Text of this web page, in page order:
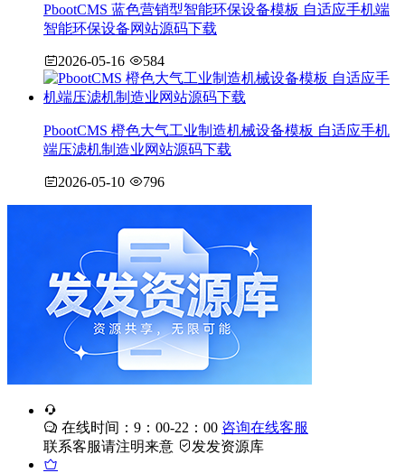
PbootCMS 蓝色营销型智能环保设备模板 自适应手机端
智能环保设备网站源码下载
2026-05-16 584
PbootCMS 橙色大气工业制造机械设备模板 自适应手机
端压滤机制造业网站源码下载
2026-05-10 796
在线时间：9：00-22：00 咨询在线客服
联系客服请注明来意
发发资源库